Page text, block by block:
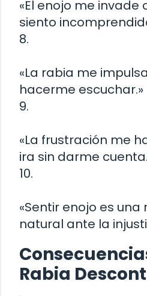
«El enojo me invade
siento
8.
«La rabia me
hacerme escuchar.»
9.
«La frustración me
ira sin darme
10.
«Sentir enojo es una
natural ante la
Rabia